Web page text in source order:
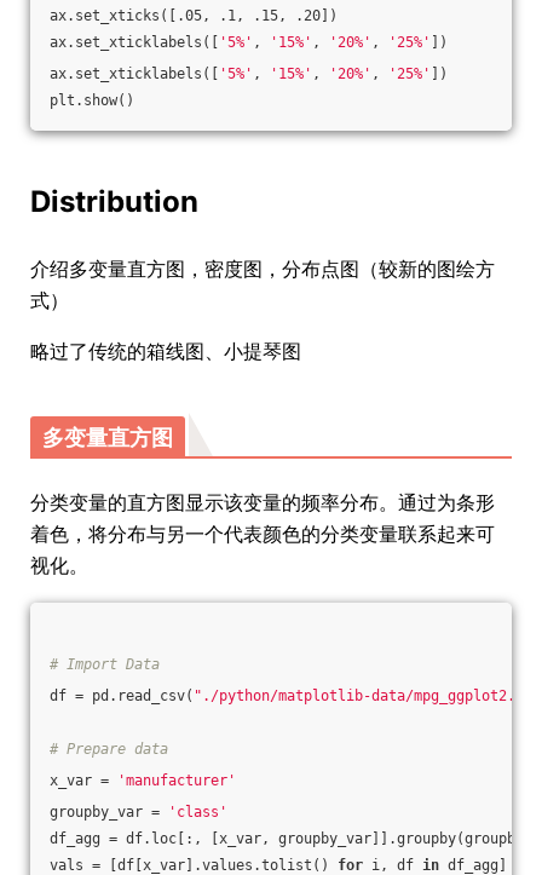
ax.set_xticks([.05, .1, .15, .20])
ax.set_xticklabels([ '5%' , '15%' , '20%' , '25%' ])
ax.set_xticklabels([ '5%' , '15%' , '20%' , '25%' ])
plt.show()
Distribution
介绍多变量直方图，密度图，分布点图（较新的图绘方
式）
略过了传统的箱线图、小提琴图
多变量直方图
分类变量的直方图显示该变量的频率分布。通过为条形
着色，将分布与另一个代表颜色的分类变量联系起来可
视化。
# Import Data
df = pd.read_csv( "./python/matplotlib-data/
# Prepare data
x_var =
'manufacturer'
groupby_var =
'class'
df_agg = df.loc[:, [x_var,
vals = [df[x_var].values.tolist() for i, df in df_agg]